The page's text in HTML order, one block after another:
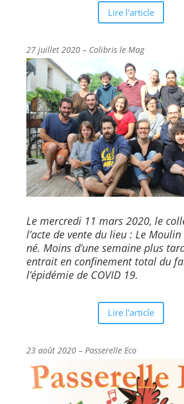
Lire l'article
27 juillet 2020 – Colibris le Mag
Le mercredi 11 mars 2020, le
l’acte de vente du lieu : Le Moulin
né. Moins d’une semaine plus
entrait en confinement total du
l’épidémie de COVID 19.
Lire l'article
23 août 2020 – Passerelle Eco